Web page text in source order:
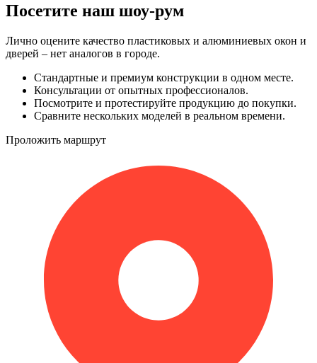
Посетите наш шоу-рум
Лично оцените качество пластиковых и алюминиевых окон и
дверей – нет аналогов в городе.
Стандартные и премиум конструкции в одном месте.
Консультации от опытных профессионалов.
Посмотрите и протестируйте продукцию до покупки.
Сравните нескольких моделей в реальном времени.
Проложить маршрут